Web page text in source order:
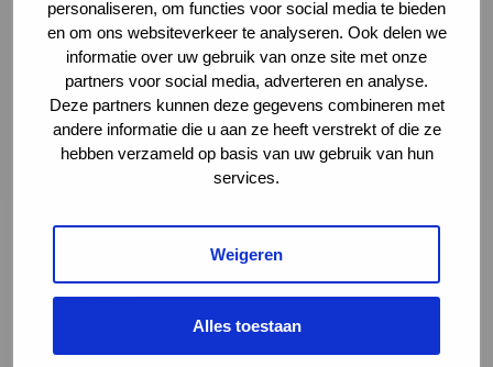
personaliseren, om functies voor social media te bieden
en om ons websiteverkeer te analyseren. Ook delen we
informatie over uw gebruik van onze site met onze
partners voor social media, adverteren en analyse.
Deze partners kunnen deze gegevens combineren met
andere informatie die u aan ze heeft verstrekt of die ze
hebben verzameld op basis van uw gebruik van hun
services.
Weigeren
Alles toestaan
Volledige omschrijving*
Starttijd*